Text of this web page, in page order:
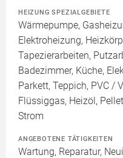
HEIZUNG SPEZIALGEBIETE
Wärmepumpe,
Elektroheizung,
Tapezierarbeiten,
Badezimmer, Küche,
Parkett, Teppich, PVC /
Flüssiggas, Heizöl,
Strom
ANGEBOTENE TÄTIGKEITEN
Wartung, Reparatur,